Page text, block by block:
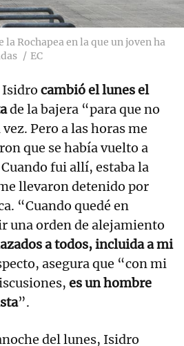
la Rochapea en la que un joven ha
EC
Isidro cambió el lunes el
de la bajera “para que no
Pero a las horas me
que se había vuelto a
fui allí, estaba la
llevaron detenido por
“Cuando quedé en
una orden de alejamiento
a todos, incluida a mi
asegura que “con mi
es un hombre
”.
del lunes, Isidro